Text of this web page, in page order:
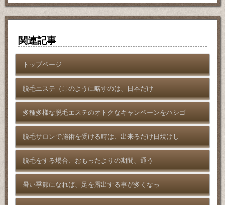
関連記事
トップページ
脱毛エステ（このように略すのは、日本だけ
多種多様な脱毛エステのオトクなキャンペーンをハシゴ
脱毛サロンで施術を受ける時は、出来るだけ日焼けし
脱毛をする場合、おもったよりの期間、通う
暑い季節になれば、足を露出する事が多くなっ